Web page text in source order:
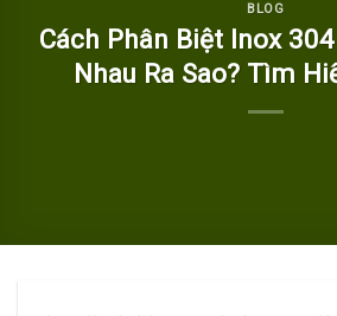
BLOG
Cách Phân Biệt Inox
Nhau Ra Sao? Tìm